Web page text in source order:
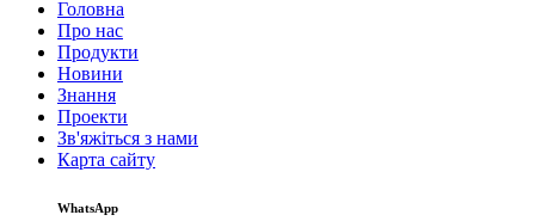
Головна
Про нас
Продукти
Новини
Знання
Проекти
Зв'яжіться з нами
Карта сайту
WhatsApp